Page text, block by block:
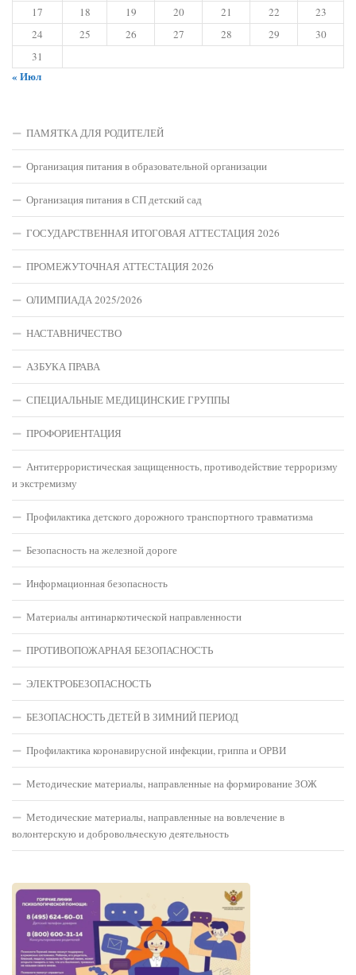
17
18 19 20 21 22
23
24
25 26 27 28 29
30
31
« Июл
ПАМЯТКА ДЛЯ РОДИТЕЛЕЙ
Организация питания в образовательной организации
Организация питания в СП детский сад
ГОСУДАРСТВЕННАЯ ИТОГОВАЯ АТТЕСТАЦИЯ 2026
ПРОМЕЖУТОЧНАЯ АТТЕСТАЦИЯ 2026
ОЛИМПИАДА 2025/2026
НАСТАВНИЧЕСТВО
АЗБУКА ПРАВА
СПЕЦИАЛЬНЫЕ МЕДИЦИНСКИЕ ГРУППЫ
ПРОФОРИЕНТАЦИЯ
Антитеррористическая защищенность, противодействие терроризму
и экстремизму
Профилактика детского дорожного транспортного травматизма
Безопасность на железной дороге
Информационная безопасность
Материалы антинаркотической направленности
ПРОТИВОПОЖАРНАЯ БЕЗОПАСНОСТЬ
ЭЛЕКТРОБЕЗОПАСНОСТЬ
БЕЗОПАСНОСТЬ ДЕТЕЙ В ЗИМНИЙ ПЕРИОД
Профилактика коронавирусной инфекции, гриппа и ОРВИ
Методические материалы, направленные на формирование ЗОЖ
Методические материалы, направленные на вовлечение в
волонтерскую и добровольческую деятельность